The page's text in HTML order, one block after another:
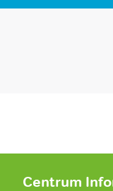
Centrum